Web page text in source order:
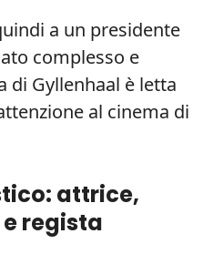
a un presidente
complesso e
di Gyllenhaal è letta
al cinema di
attrice,
regista